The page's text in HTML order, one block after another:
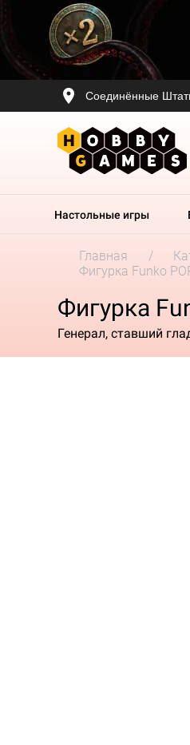
Соединённые
Настольные игры
Главная
Фигурка Funko
Фигурка
Генерал, ставший